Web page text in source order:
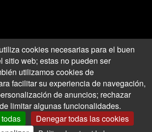
cookies necesarias para el buen
sitio web; estas no pueden ser
utilizamos cookies de
facilitar su experiencia de navegación,
de anuncios; rechazar
limitar algunas funcionalidades.
Denegar todas las cookies